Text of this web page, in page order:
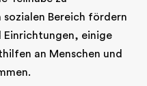
Bereich fördern
Einrichtungen, einige
an Menschen und